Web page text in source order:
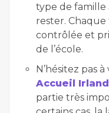
type de famille
rester. Chaque
contrôlée et
de l’école.
N’hésitez pas
Accueil
partie très